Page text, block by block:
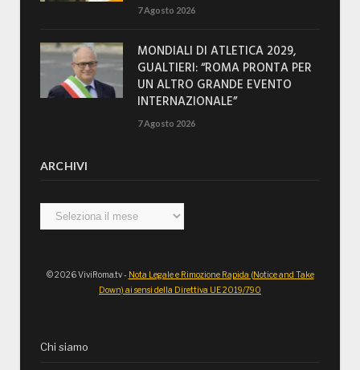
7 Agosto 2026
MONDIALI DI ATLETICA 2029,
GUALTIERI: “ROMA PRONTA PER
UN ALTRO GRANDE EVENTO
INTERNAZIONALE”
7 Agosto 2026
ARCHIVI
Archivi
© 2026 ViviRoma.tv - Nota Legale e Rimozione Rapida (Notice and Take
Down) ai sensi della Direttiva UE 2019/790
Chi siamo